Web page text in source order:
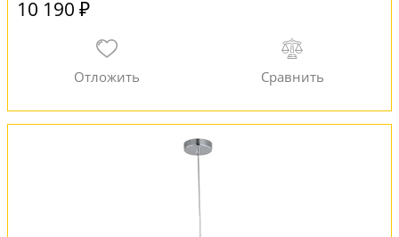
10 190 ₽